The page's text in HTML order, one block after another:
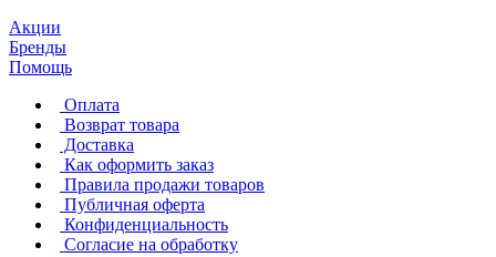
Акции
Бренды
Помощь
Оплата
Возврат товара
Доставка
Как оформить заказ
Правила продажи товаров
Публичная оферта
Конфиденциальность
Согласие на обработку